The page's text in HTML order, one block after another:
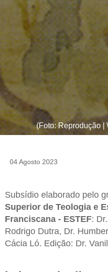
(Foto: Reprodução |
04 Agosto 2023
Subsídio elaborado pelo
Superior de Teologia e
Franciscana - ESTEF:
Rodrigo Dutra, Dr.
Cácia Ló. Edição: Dr.